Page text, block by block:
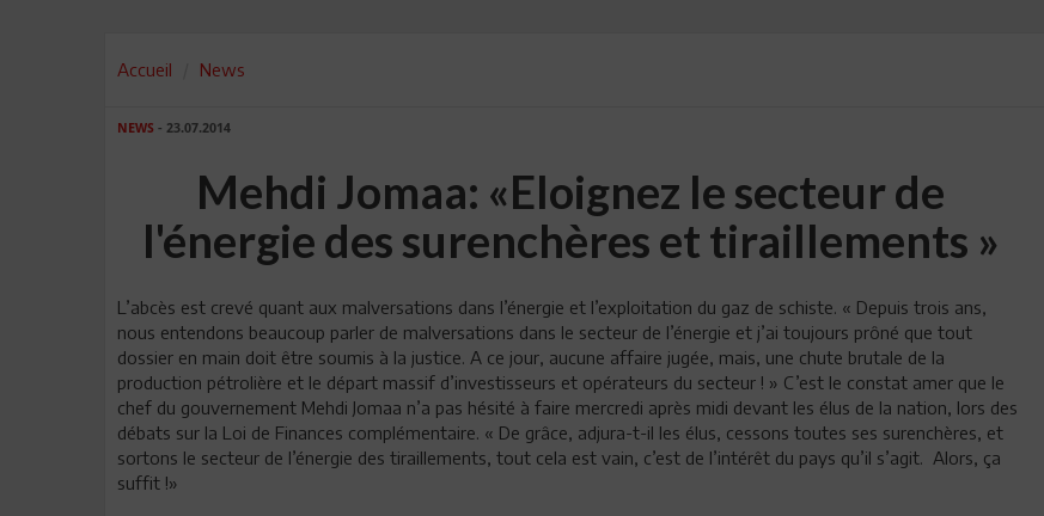
Accueil News
NEWS - 23.07.2014
Mehdi Jomaa: «Eloignez le secteur de
l'énergie des surenchères et tiraillements »
L’abcès est crevé quant aux malversations dans l’énergie et l’exploitation du gaz de schiste. « Depuis trois ans,
nous entendons beaucoup parler de malversations dans le secteur de l’énergie et j’ai toujours prôné que tout
dossier en main doit être soumis à la justice. A ce jour, aucune affaire jugée, mais, une chute brutale de la
production pétrolière et le départ massif d’investisseurs et opérateurs du secteur ! » C’est le constat amer que le
chef du gouvernement Mehdi Jomaa n’a pas hésité à faire mercredi après midi devant les élus de la nation, lors des
débats sur la Loi de Finances complémentaire. « De grâce, adjura-t-il les élus, cessons toutes ses surenchères, et
sortons le secteur de l’énergie des tiraillements, tout cela est vain, c’est de l’intérêt du pays qu’il s’agit. Alors, ça
suffit !»